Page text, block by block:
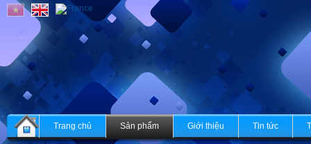
Trang chủ Sản phẩm Giới thiệu Tin tức